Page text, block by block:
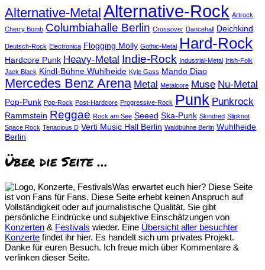
Alternative-Metal Alternative-Rock Artrock
Cherry Bomb Columbiahalle Berlin Crossover Dancehall Deichkind
Deutsch-Rock Electronica Flogging Molly Gothic-Metal Hard-Rock
Hardcore Punk Heavy-Metal Indie-Rock Industrial-Metal Irish-Folk
Jack Black Kindl-Bühne Wuhlheide Kyle Gass Mando Diao
Mercedes Benz Arena Metal Metalcore Muse Nu-Metal
Pop-Punk Pop-Rock Post-Hardcore Progressive-Rock Punk Punkrock
Rammstein Reggae Rock am See Seeed Ska-Punk Skindred Slipknot
Space Rock Tenacious D Verti Music Hall Berlin Waldbühne Berlin Wuhlheide
Berlin
Über die Seite …
Was erwartet euch hier? Diese Seite
ist von Fans für Fans. Diese Seite erhebt keinen Anspruch auf
Vollständigkeit oder auf journalistische Qualität. Sie gibt
persönliche Eindrücke und subjektive Einschätzungen von
Konzerten & Festivals wieder. Eine Übersicht aller besuchter
Konzerte findet ihr hier. Es handelt sich um privates Projekt.
Danke für euren Besuch. Ich freue mich über Kommentare &
verlinken dieser Seite.